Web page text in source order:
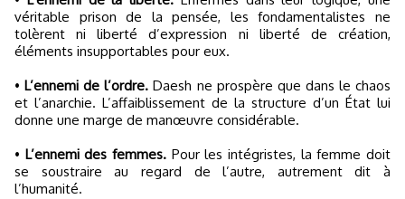
véritable prison de la pensée, les fondamentalistes ne
tolèrent ni liberté d’expression ni liberté de création,
éléments insupportables pour eux.
• L’ennemi de l’ordre. Daesh ne prospère que dans le chaos
et l’anarchie. L’affaiblissement de la structure d’un État lui
donne une marge de manœuvre considérable.
• L’ennemi des femmes. Pour les intégristes, la femme doit
se soustraire au regard de l’autre, autrement dit à
l’humanité.